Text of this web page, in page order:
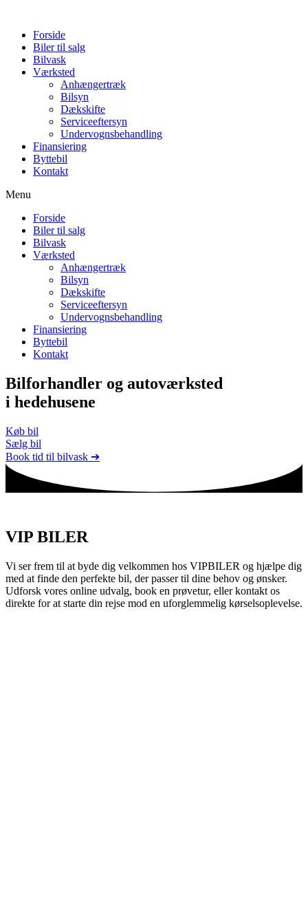
Forside
Biler til salg
Bilvask
Værksted
Anhængertræk
Bilsyn
Dækskifte
Serviceeftersyn
Undervognsbehandling
Finansiering
Byttebil
Kontakt
Menu
Forside
Biler til salg
Bilvask
Værksted
Anhængertræk
Bilsyn
Dækskifte
Serviceeftersyn
Undervognsbehandling
Finansiering
Byttebil
Kontakt
Bilforhandler og autoværksted
i hedehusene
Køb bil
Sælg bil
Book tid til bilvask ➔
VIP BILER
Vi ser frem til at byde dig velkommen hos VIPBILER og hjælpe dig
med at finde den perfekte bil, der passer til dine behov og ønsker.
Udforsk vores online udvalg, book en prøvetur, eller kontakt os
direkte for at starte din rejse mod en uforglemmelig kørselsoplevelse.